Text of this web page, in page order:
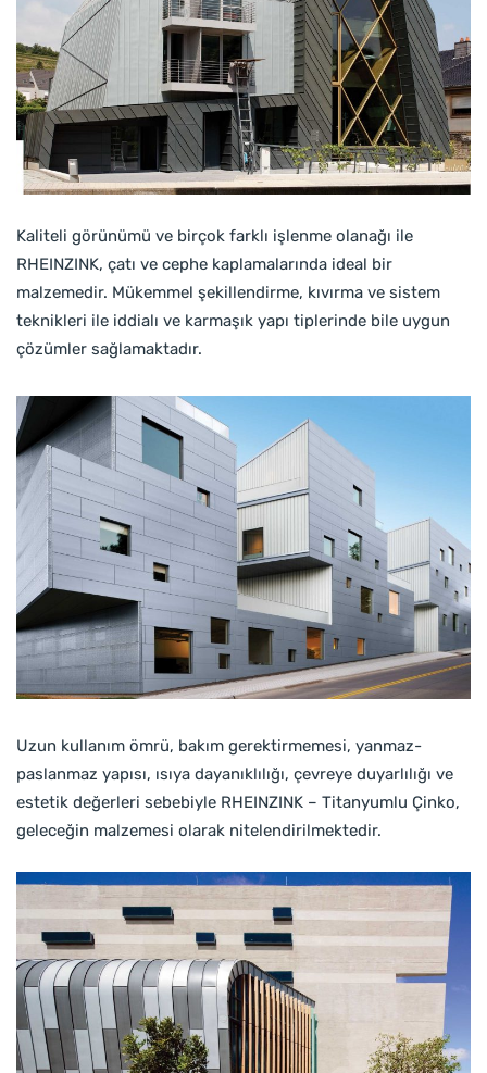
Kaliteli görünümü ve birçok farklı işlenme olanağı ile
RHEINZINK, çatı ve cephe kaplamalarında ideal bir
malzemedir. Mükemmel şekillendirme, kıvırma ve sistem
teknikleri ile iddialı ve karmaşık yapı tiplerinde bile uygun
çözümler sağlamaktadır.
Uzun kullanım ömrü, bakım gerektirmemesi, yanmaz-
paslanmaz yapısı, ısıya dayanıklılığı, çevreye duyarlılığı ve
estetik değerleri sebebiyle RHEINZINK – Titanyumlu Çinko,
geleceğin malzemesi olarak nitelendirilmektedir.